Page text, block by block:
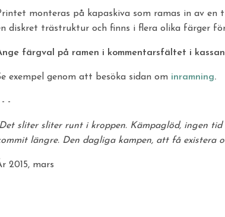
monteras på kapaskiva som ramas in av
diskret trästruktur och finns i flera olika färger
färgval på ramen i kommentarsfältet i
exempel genom att besöka sidan om inramning.
- -
sliter sliter runt i kroppen. Kämpaglöd, ingen
längre. Den dagliga kampen, att få existera
2015, mars